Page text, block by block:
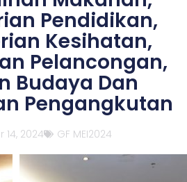
Pendidikan,
Kesihatan,
Pelancongan,
Budaya Dan
Pengangkutan
14, 2024 GF MEI2024